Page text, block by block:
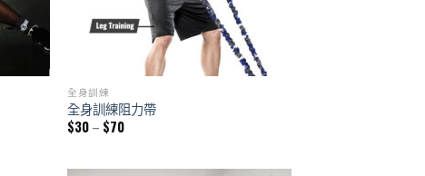
全身訓練
全身訓練阻力帶
$30– $70Price